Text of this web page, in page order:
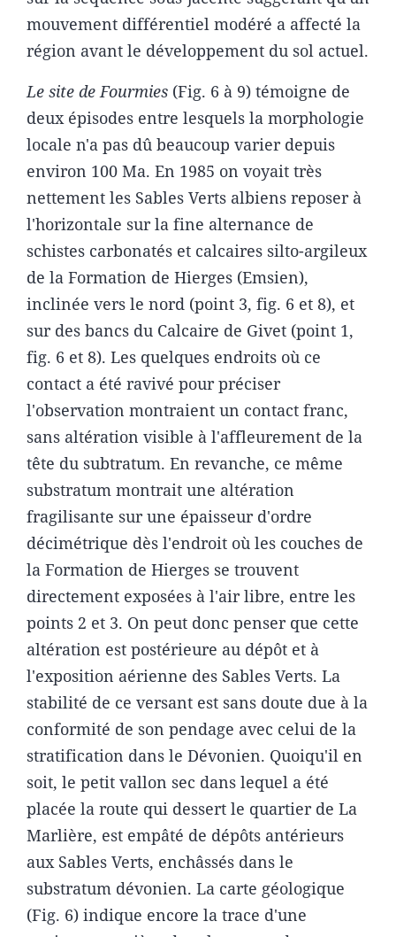
mouvement différentiel modéré a affecté la
région avant le développement du sol actuel.
Le site de Fourmies (Fig. 6 à 9) témoigne de
deux épisodes entre lesquels la morphologie
locale n'a pas dû beaucoup varier depuis
environ 100 Ma. En 1985 on voyait très
nettement les Sables Verts albiens reposer à
l'horizontale sur la fine alternance de
schistes carbonatés et calcaires silto-argileux
de la Formation de Hierges (Emsien),
inclinée vers le nord (point 3, fig. 6 et 8), et
sur des bancs du Calcaire de Givet (point 1,
fig. 6 et 8). Les quelques endroits où ce
contact a été ravivé pour préciser
l'observation montraient un contact franc,
sans altération visible à l'affleurement de la
tête du subtratum. En revanche, ce même
substratum montrait une altération
fragilisante sur une épaisseur d'ordre
décimétrique dès l'endroit où les couches de
la Formation de Hierges se trouvent
directement exposées à l'air libre, entre les
points 2 et 3. On peut donc penser que cette
altération est postérieure au dépôt et à
l'exposition aérienne des Sables Verts. La
stabilité de ce versant est sans doute due à la
conformité de son pendage avec celui de la
stratification dans le Dévonien. Quoiqu'il en
soit, le petit vallon sec dans lequel a été
placée la route qui dessert le quartier de La
Marlière, est empâté de dépôts antérieurs
aux Sables Verts, enchâssés dans le
substratum dévonien. La carte géologique
(Fig. 6) indique encore la trace d'une